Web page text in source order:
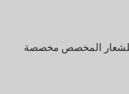
للشعار المخصص مخصصة